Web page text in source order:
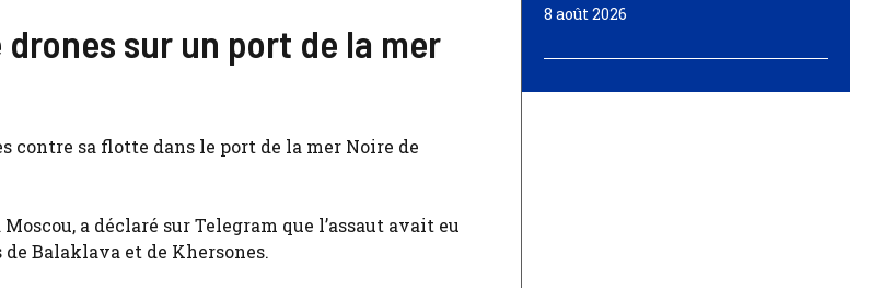
sur un port de la mer
contre sa flotte dans le port de la mer Noire de
a déclaré sur Telegram que l’assaut avait eu
Balaklava et de Khersones.
8 août 2026